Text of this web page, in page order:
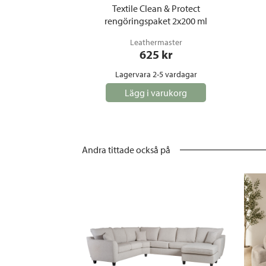
Textile Clean & Protect
rengöringspaket 2x200 ml
Leathermaster
625 kr
Lagervara 2-5 vardagar
Lägg i varukorg
Andra tittade också på